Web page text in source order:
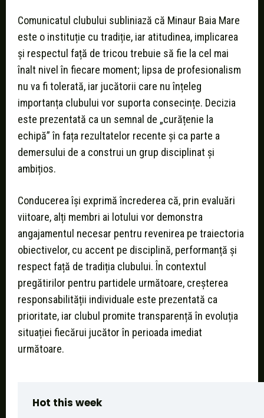
Comunicatul clubului subliniază că Minaur Baia Mare
este o instituție cu tradiție, iar atitudinea, implicarea
și respectul față de tricou trebuie să fie la cel mai
înalt nivel în fiecare moment; lipsa de profesionalism
nu va fi tolerată, iar jucătorii care nu înțeleg
importanța clubului vor suporta consecințe. Decizia
este prezentată ca un semnal de „curățenie la
echipă” în fața rezultatelor recente și ca parte a
demersului de a construi un grup disciplinat și
ambițios.
Conducerea își exprimă încrederea că, prin evaluări
viitoare, alți membri ai lotului vor demonstra
angajamentul necesar pentru revenirea pe traiectoria
obiectivelor, cu accent pe disciplină, performanță și
respect față de tradiția clubului. În contextul
pregătirilor pentru partidele următoare, creșterea
responsabilității individuale este prezentată ca
prioritate, iar clubul promite transparență în evoluția
situației fiecărui jucător în perioada imediat
următoare.
Hot this week